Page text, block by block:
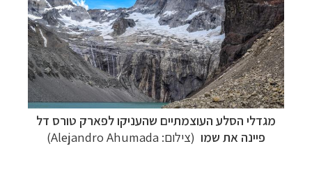
מגדלי הסלע העוצמתיים שהעניקו לפארק טורס דל
פיינה את שמו (צילום: Alejandro Ahumada
)